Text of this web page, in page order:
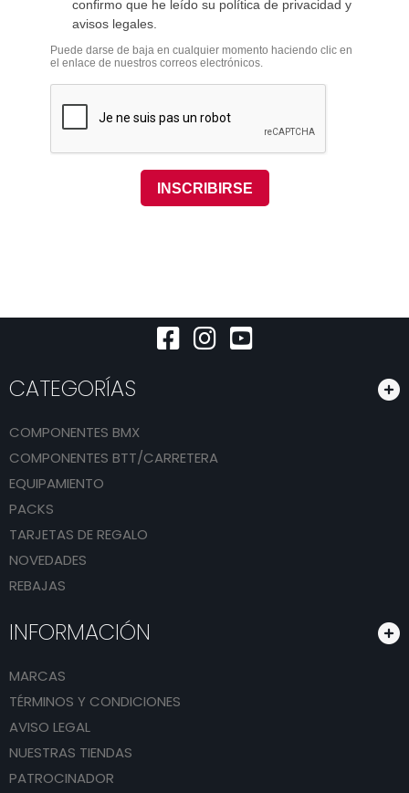
CATEGORÍAS
COMPONENTES BMX
COMPONENTES BTT/CARRETERA
EQUIPAMIENTO
PACKS
TARJETAS DE REGALO
NOVEDADES
REBAJAS
INFORMACIÓN
MARCAS
TÉRMINOS Y CONDICIONES
AVISO LEGAL
NUESTRAS TIENDAS
PATROCINADOR